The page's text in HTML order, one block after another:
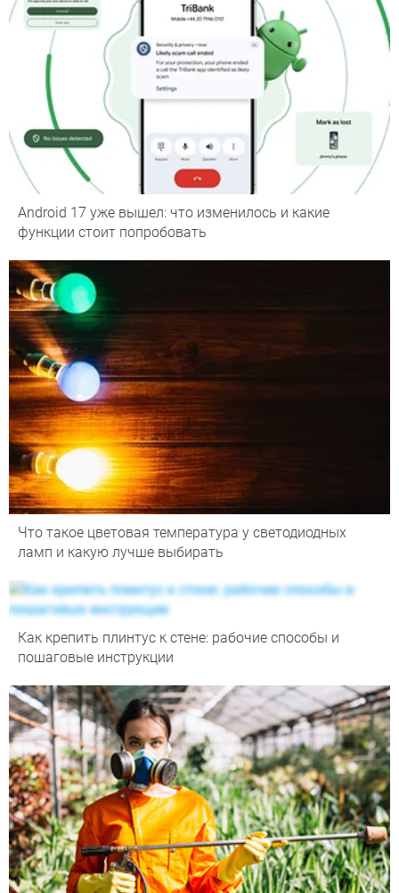
Android 17 уже вышел: что изменилось и какие
функции стоит попробовать
Что такое цветовая температура у светодиодных
ламп и какую лучше выбирать
Как крепить плинтус к стене: рабочие способы и
пошаговые инструкции